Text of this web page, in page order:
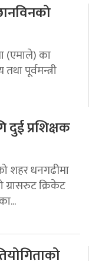
(एमाले) का
पूर्वमन्त्री
दुई प्रशिक्षक
शहर धनगढीमा
क्रिकेट